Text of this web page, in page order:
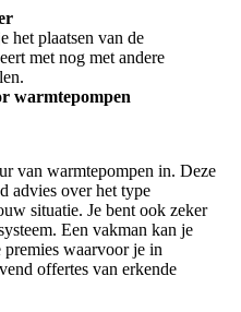
het plaatsen van de
met nog met andere
warmtepompen
van warmtepompen in. Deze
advies over het type
situatie. Je bent ook zeker
Een vakman kan je
waarvoor je in
offertes van erkende